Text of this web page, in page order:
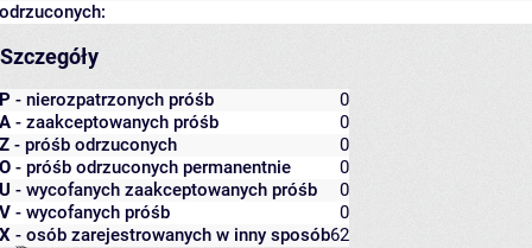
odrzuconych:
Szczegóły
P - nierozpatrzonych próśb
0
A - zaakceptowanych próśb
0
Z - próśb odrzuconych
0
O - próśb odrzuconych permanentnie
0
U - wycofanych zaakceptowanych próśb
0
V - wycofanych próśb
0
X - osób zarejestrowanych w inny sposób62